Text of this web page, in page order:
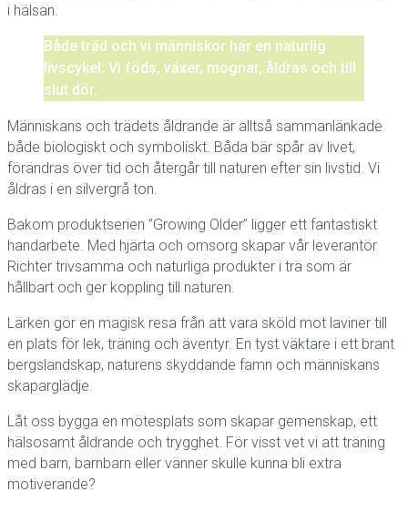
i hälsan.
Både träd och vi människor har en naturlig
livscykel: Vi föds, växer, mognar, åldras och till
slut dör.
Människans och trädets åldrande är alltså sammanlänkade
både biologiskt och symboliskt. Båda bär spår av livet,
förändras över tid och återgår till naturen efter sin livstid. Vi
åldras i en silvergrå ton.
Bakom produktserien ”Growing Older” ligger ett fantastiskt
handarbete. Med hjärta och omsorg skapar vår leverantör
Richter trivsamma och naturliga produkter i trä som är
hållbart och ger koppling till naturen.
Lärken gör en magisk resa från att vara sköld mot laviner till
en plats för lek, träning och äventyr. En tyst väktare i ett brant
bergslandskap, naturens skyddande famn och människans
skaparglädje.
Låt oss bygga en mötesplats som skapar gemenskap, ett
hälsosamt åldrande och trygghet. För visst vet vi att träning
med barn, barnbarn eller vänner skulle kunna bli extra
motiverande?